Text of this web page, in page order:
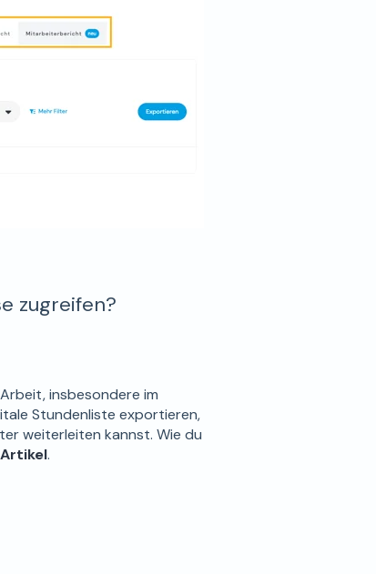
zugreifen?
insbesondere im
Stundenliste exportieren,
weiterleiten kannst. Wie du
.